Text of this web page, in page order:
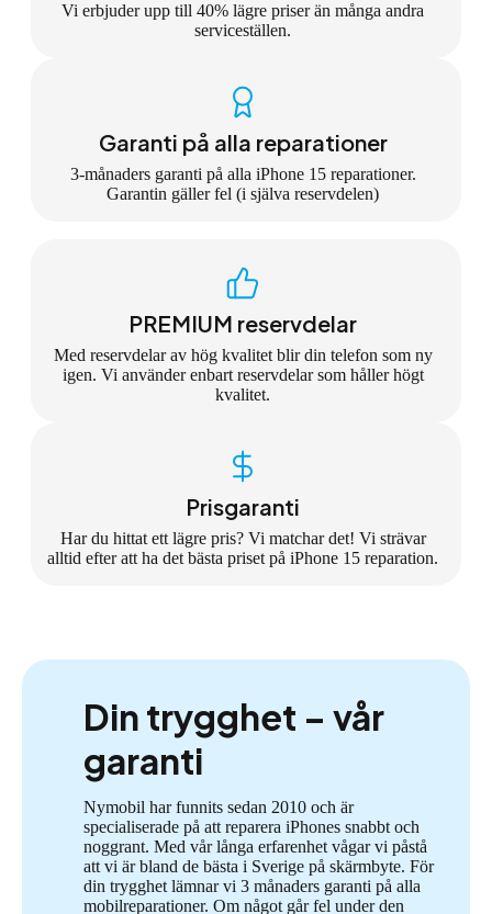
Vi erbjuder upp till 40% lägre priser än många andra
serviceställen.
Garanti på alla reparationer
3-månaders garanti på alla iPhone 15 reparationer.
Garantin gäller fel (i själva reservdelen)
PREMIUM reservdelar
Med reservdelar av hög kvalitet blir din telefon som ny
igen. Vi använder enbart reservdelar som håller högt
kvalitet.
Prisgaranti
Har du hittat ett lägre pris? Vi matchar det! Vi strävar
alltid efter att ha det bästa priset på iPhone 15 reparation.
Din trygghet – vår
garanti
Nymobil har funnits sedan 2010 och är
specialiserade på att reparera iPhones snabbt och
noggrant. Med vår långa erfarenhet vågar vi påstå
att vi är bland de bästa i Sverige på skärmbyte. För
din trygghet lämnar vi 3 månaders garanti på alla
mobilreparationer. Om något går fel under den